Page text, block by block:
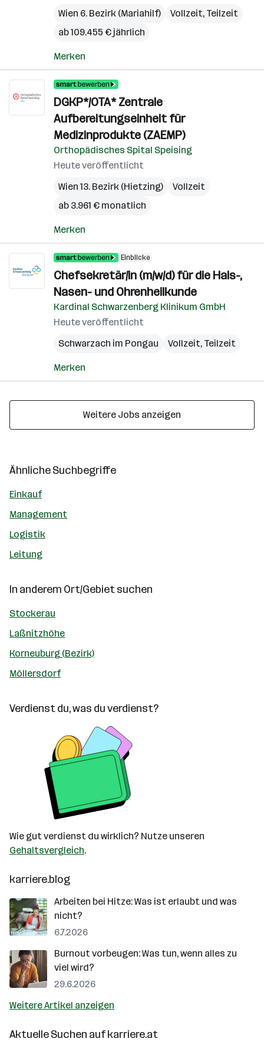
Wien 6. Bezirk (Mariahilf)
Vollzeit, Teilzeit
ab 109.455 € jährlich
Merken
DGKP*/OTA* Zentrale
Aufbereitungseinheit für
Medizinprodukte (ZAEMP)
Orthopädisches Spital Speising
Heute veröffentlicht
Wien 13. Bezirk (Hietzing)
Vollzeit
ab 3.961 € monatlich
Merken
Einblicke
Chefsekretär/in (m/w/d) für die Hals-,
Nasen- und Ohrenheilkunde
Kardinal Schwarzenberg Klinikum GmbH
Heute veröffentlicht
Schwarzach im Pongau
Vollzeit, Teilzeit
Merken
Weitere Jobs anzeigen
Ähnliche Suchbegriffe
Einkauf
Management
Logistik
Leitung
In anderem Ort/Gebiet suchen
Stockerau
Laßnitzhöhe
Korneuburg (Bezirk)
Möllersdorf
Verdienst du, was du verdienst?
Wie gut verdienst du wirklich? Nutze unseren
Gehaltsvergleich.
karriere.blog
Arbeiten bei Hitze: Was ist erlaubt und was
nicht?
6.7.2026
Burnout vorbeugen: Was tun, wenn alles zu
viel wird?
29.6.2026
Weitere Artikel anzeigen
Aktuelle Suchen aufkarriere.at